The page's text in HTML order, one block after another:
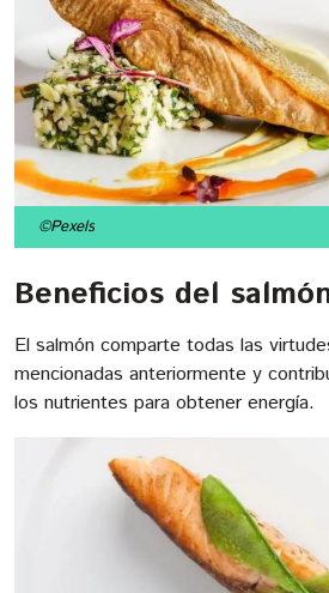
©Pexels
Beneficios del
El salmón comparte todas las
mencionadas anteriormente y
los nutrientes para obtener energía.